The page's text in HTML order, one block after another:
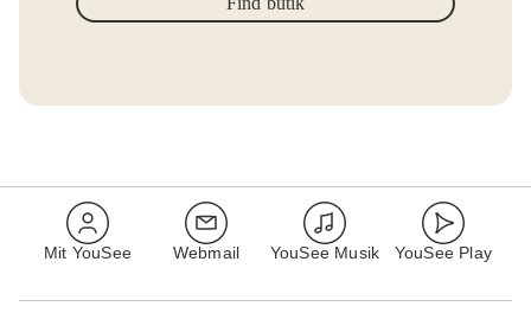
Mit YouSee Webmail YouSee Musik YouSee Play